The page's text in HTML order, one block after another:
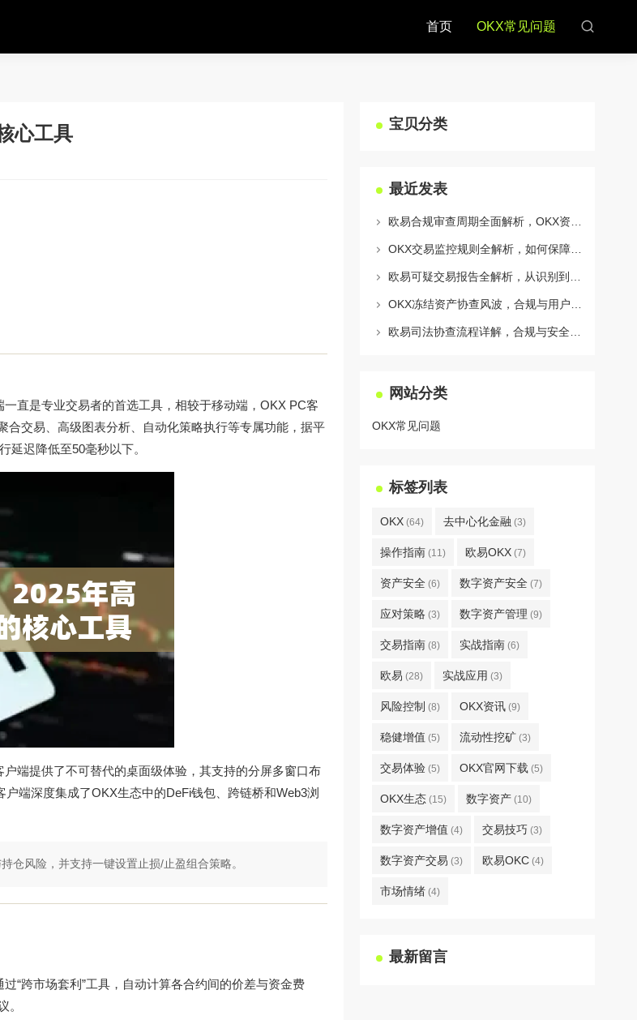
首页 OKX常见问题
心工具
直是专业交易者的首选工具，相较于移动端，OKX PC客
合交易、高级图表分析、自动化策略执行等专属功能，据平
延迟降低至50毫秒以下。
端提供了不可替代的桌面级体验，其支持的分屏多窗口布
端深度集成了OKX生态中的DeFi钱包、跨链桥和Web3浏
仓风险，并支持一键设置止损/止盈组合策略。
“跨市场套利”工具，自动计算各合约间的价差与资金费
。
宝贝分类
最近发表
网站分类
OKX常见问题
标签列表
OKX (64) 去中心化金融 (3)
操作指南 (11) 欧易OKX (7)
资产安全 (6) 数字资产安全 (7)
应对策略 (3) 数字资产管理 (9)
交易指南 (8) 实战指南 (6)
欧易 (28) 实战应用 (3)
风险控制 (8) OKX资讯 (9)
稳健增值 (5) 流动性挖矿 (3)
交易体验 (5) OKX官网下载 (5)
OKX生态 (15) 数字资产 (10)
数字资产增值 (4) 交易技巧 (3)
数字资产交易 (3) 欧易OKC (4)
市场情绪 (4)
最新留言